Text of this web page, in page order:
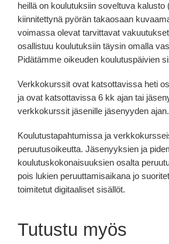
heillä on koulutuksiin soveltuva kalusto
kiinnitettynä pyörän takaosaan
voimassa olevat tarvittavat
osallistuu koulutuksiin täysin omalla
Pidätämme oikeuden koulutuspäivien
Verkkokurssit ovat katsottavissa heti
ja ovat katsottavissa 6 kk ajan tai
verkkokurssit jäsenille jäsenyyden ajan.
Koulutustapahtumissa ja
peruutusoikeutta. Jäsenyyksien ja
koulutuskokonaisuuksien osalta
pois lukien peruuttamisaikana jo
toimitetut digitaaliset sisällöt.
Tutustu myös